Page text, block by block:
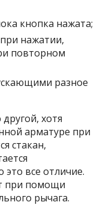
кнопка нажата;
нажатии,
повторном
разное
хотя
арматуре при
стакан,
все отличие.
при помощи
рычага.